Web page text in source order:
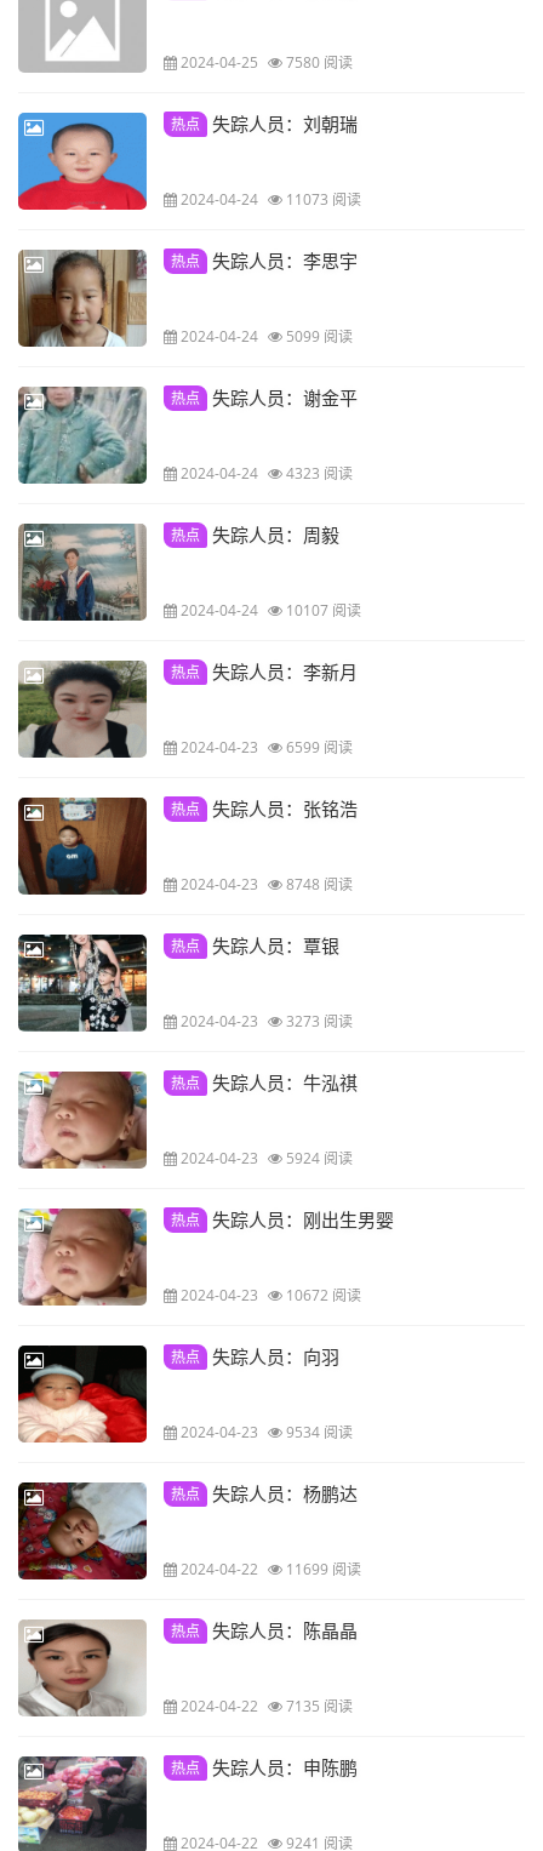
2024-04-25 7580 阅读
热点 失踪人员：刘朝瑞
2024-04-24 11073 阅读
热点 失踪人员：李思宇
2024-04-24 5099 阅读
热点 失踪人员：谢金平
2024-04-24 4323 阅读
热点 失踪人员：周毅
2024-04-24 10107 阅读
热点 失踪人员：李新月
2024-04-23 6599 阅读
热点 失踪人员：张铭浩
2024-04-23 8748 阅读
热点 失踪人员：覃银
2024-04-23 3273 阅读
热点 失踪人员：牛泓祺
2024-04-23 5924 阅读
热点 失踪人员：刚出生男婴
2024-04-23 10672 阅读
热点 失踪人员：向羽
2024-04-23 9534 阅读
热点 失踪人员：杨鹏达
2024-04-22 11699 阅读
热点 失踪人员：陈晶晶
2024-04-22 7135 阅读
热点 失踪人员：申陈鹏
2024-04-22 9241 阅读